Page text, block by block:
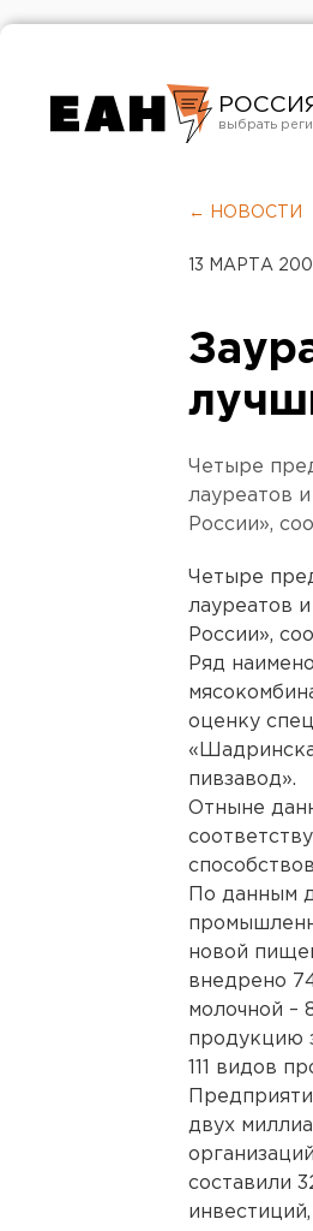
← НОВОСТИ
13 МАРТА
Четыре
лауреатов
России»,
Четыре
лауреатов
России»,
Ряд
оценку
пивзавод».
Отныне
По данным
новой
внедрено
молочной –
продукцию
111 видов
двух
составили